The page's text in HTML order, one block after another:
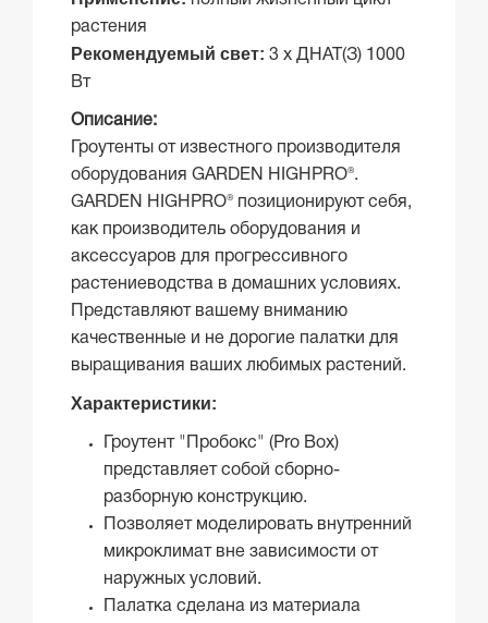
растения
Рекомендуемый свет: 3 х ДНАТ(З) 1000
Вт
Описание:
Гроутенты от известного производителя
оборудования GARDEN HIGHPRO®.
GARDEN HIGHPRO® позиционируют себя,
как производитель оборудования и
аксессуаров для прогрессивного
растениеводства в домашних условиях.
Представляют вашему вниманию
качественные и не дорогие палатки для
выращивания ваших любимых растений.
Характеристики:
Гроутент "Пробокс" (Pro Box)
представляет собой сборно-
разборную конструкцию.
Позволяет моделировать внутренний
микроклимат вне зависимости от
наружных условий.
Палатка сделана из материала